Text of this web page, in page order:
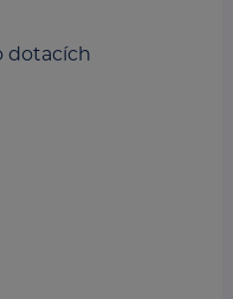
dotacích